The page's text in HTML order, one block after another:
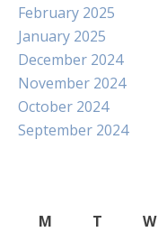
February 2025
January 2025
December 2024
November 2024
October 2024
September 2024
M
T W